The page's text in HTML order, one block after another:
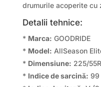
drumurile acoperite cu
Detalii tehnice:
* Marca: GOODRIDE
* Model: AllSeason
* Dimensiune: 225/
* Indice de sarcină: 99